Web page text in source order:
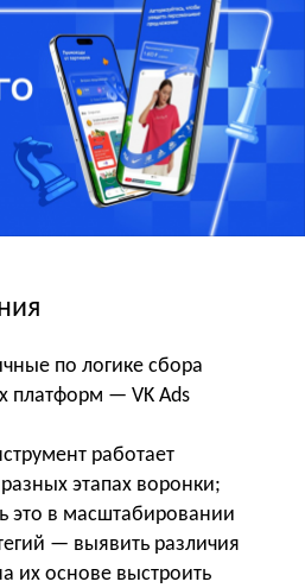
по логике сбора
платформ — VK Ads
работает
этапах воронки;
это в масштабировании
— выявить различия
их основе выстроить